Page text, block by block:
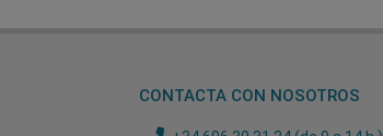
CONTACTA CON NOSOTROS